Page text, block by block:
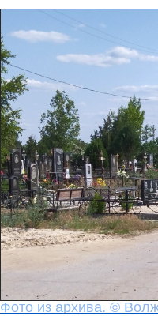
Фото из архива. ©